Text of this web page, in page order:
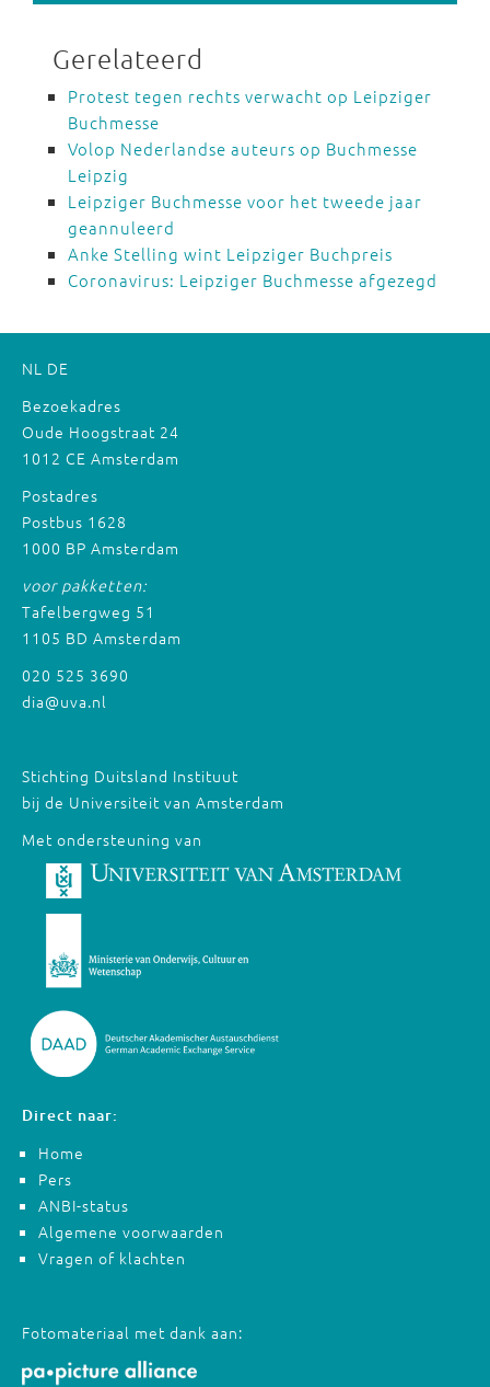
Gerelateerd
Protest tegen rechts verwacht op Leipziger
Buchmesse
Volop Nederlandse auteurs op Buchmesse
Leipzig
Leipziger Buchmesse voor het tweede jaar
geannuleerd
Anke Stelling wint Leipziger Buchpreis
Coronavirus: Leipziger Buchmesse afgezegd
NL DE
Bezoekadres
Oude Hoogstraat 24
1012 CE Amsterdam
Postadres
Postbus 1628
1000 BP Amsterdam
voor pakketten:
Tafelbergweg 51
1105 BD Amsterdam
020 525 3690
dia@uva.nl
Stichting Duitsland Instituut
bij de Universiteit van Amsterdam
Met ondersteuning van
Direct naar:
Home
Pers
ANBI-status
Algemene voorwaarden
Vragen of klachten
Fotomateriaal met dank aan: